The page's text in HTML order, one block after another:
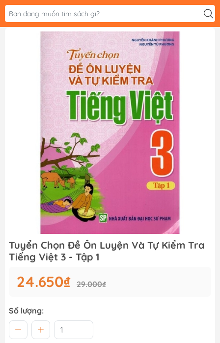
Tuyển Chọn Đề Ôn Luyện Và Tự Kiểm Tra
Tiếng Việt 3 - Tập 1
24.650₫ 29.000₫
Số lượng: